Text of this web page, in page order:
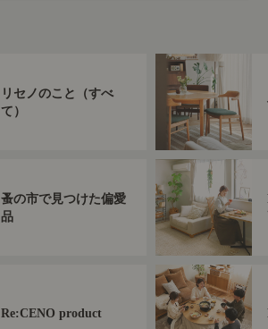
リセノのこと（すべ
て）
蚤の市で見つけた偏愛
品
Re:CENO product